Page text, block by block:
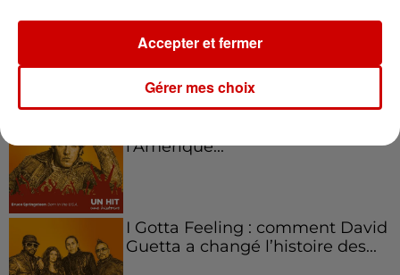
Boston,...
Born in the U.S.A - Bruce
l’Amérique...
I Gotta Feeling : comment David
Guetta a changé l’histoire des...
Gérer mes choix
Accepter et fermer